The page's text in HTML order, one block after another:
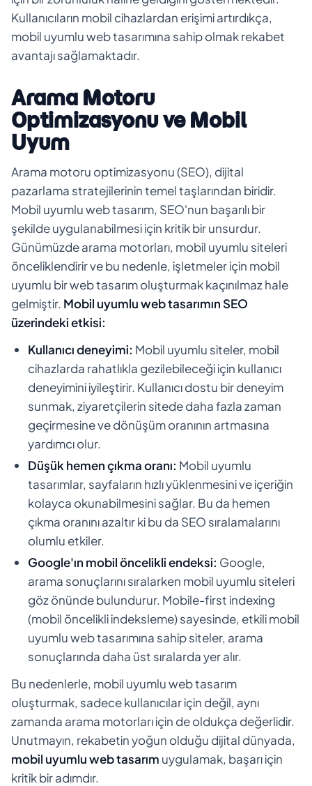
Kullanıcıların mobil cihazlardan erişimi artırdıkça,
mobil uyumlu web tasarımına sahip olmak rekabet
avantajı sağlamaktadır.
Arama Motoru
Optimizasyonu ve Mobil
Uyum
Arama motoru optimizasyonu (SEO), dijital
pazarlama stratejilerinin temel taşlarından biridir.
Mobil uyumlu web tasarım, SEO'nun başarılı bir
şekilde uygulanabilmesi için kritik bir unsurdur.
Günümüzde arama motorları, mobil uyumlu siteleri
önceliklendirir ve bu nedenle, işletmeler için mobil
uyumlu bir web tasarım oluşturmak kaçınılmaz hale
gelmiştir. Mobil uyumlu web tasarımın SEO
üzerindeki etkisi:
Kullanıcı deneyimi: Mobil uyumlu siteler, mobil
cihazlarda rahatlıkla gezilebileceği için kullanıcı
deneyimini iyileştirir. Kullanıcı dostu bir deneyim
sunmak, ziyaretçilerin sitede daha fazla zaman
geçirmesine ve dönüşüm oranının artmasına
yardımcı olur.
Düşük hemen çıkma oranı: Mobil uyumlu
tasarımlar, sayfaların hızlı yüklenmesini ve içeriğin
kolayca okunabilmesini sağlar. Bu da hemen
çıkma oranını azaltır ki bu da SEO sıralamalarını
olumlu etkiler.
Google'ın mobil öncelikli endeksi: Google,
arama sonuçlarını sıralarken mobil uyumlu siteleri
göz önünde bulundurur. Mobile-first indexing
(mobil öncelikli indeksleme) sayesinde, etkili mobil
uyumlu web tasarımına sahip siteler, arama
sonuçlarında daha üst sıralarda yer alır.
Bu nedenlerle, mobil uyumlu web tasarım
oluşturmak, sadece kullanıcılar için değil, aynı
zamanda arama motorları için de oldukça değerlidir.
Unutmayın, rekabetin yoğun olduğu dijital dünyada,
mobil uyumlu web tasarım uygulamak, başarı için
kritik bir adımdır.